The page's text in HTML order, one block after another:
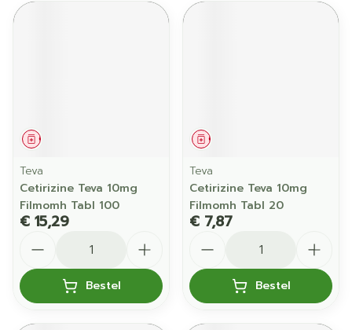
Geneesmiddel
Teva
Cetirizine Teva 10mg
Filmomh Tabl 100
€ 15,29
Bestel
Geneesmiddel
Teva
Cetirizine Teva 10mg
Filmomh Tabl 20
€ 7,87
Bestel